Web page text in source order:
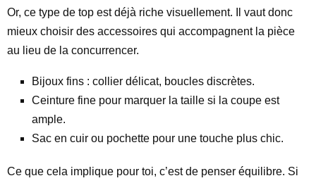
Or, ce type de top est déjà riche visuellement. Il vaut donc
mieux choisir des accessoires qui accompagnent la pièce
au lieu de la concurrencer.
Bijoux fins : collier délicat, boucles discrètes.
Ceinture fine pour marquer la taille si la coupe est
ample.
Sac en cuir ou pochette pour une touche plus chic.
Ce que cela implique pour toi, c’est de penser équilibre. Si